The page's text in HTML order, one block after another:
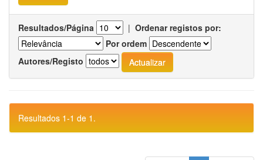
Resultados/Página | Ordenar registos por:
Por ordem
Autores/Registo
Resultados 1-1 de 1.